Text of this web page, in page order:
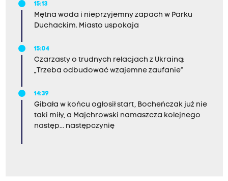
15:13
Mętna woda i nieprzyjemny zapach w Parku
Duchackim. Miasto uspokaja
15:04
Czarzasty o trudnych relacjach z Ukrainą:
„Trzeba odbudować wzajemne zaufanie”
14:39
Gibała w końcu ogłosił start, Bocheńczak już nie
taki miły, a Majchrowski namaszcza kolejnego
następ... następczynię